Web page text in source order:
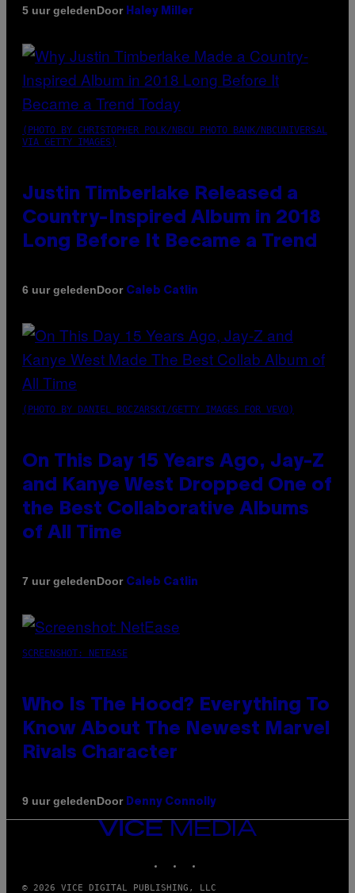
5 uur geledenDoor Haley Miller
(PHOTO BY CHRISTOPHER POLK/NBCU PHOTO BANK/NBCUNIVERSAL
VIA GETTY IMAGES)
Justin Timberlake Released a
Country-Inspired Album in 2018
Long Before It Became a Trend
6 uur geledenDoor Caleb Catlin
(PHOTO BY DANIEL BOCZARSKI/GETTY IMAGES FOR VEVO)
On This Day 15 Years Ago, Jay-Z
and Kanye West Dropped One of
the Best Collaborative Albums
of All Time
7 uur geledenDoor Caleb Catlin
SCREENSHOT: NETEASE
Who Is The Hood? Everything To
Know About The Newest Marvel
Rivals Character
9 uur geledenDoor Denny Connolly
VICE
MEDIA
© 2026 VICE DIGITAL PUBLISHING, LLC